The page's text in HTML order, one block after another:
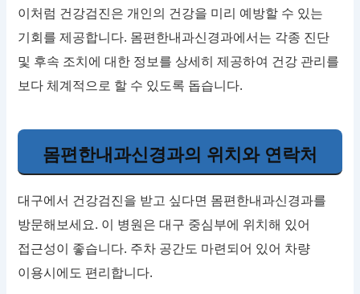
이처럼 건강검진은 개인의 건강을 미리 예방할 수 있는
기회를 제공합니다. 몸편한내과신경과에서는 각종 진단
및 후속 조치에 대한 정보를 상세히 제공하여 건강 관리를
보다 체계적으로 할 수 있도록 돕습니다.
몸편한내과신경과의 위치와 연락처
대구에서 건강검진을 받고 싶다면 몸편한내과신경과를
방문해보세요. 이 병원은 대구 중심부에 위치해 있어
접근성이 좋습니다. 주차 공간도 마련되어 있어 차량
이용시에도 편리합니다.